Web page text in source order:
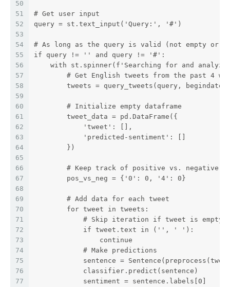
50
51
52
53
54
55
56
57
58
59
60
61
62
63
64
65
66
67
68
69
70
71
72
73
74
75
76
77
# Get user input
query = st.text_input('Query:', '#')
# As long as the query is valid (not empty or
if query != '' and query != '#':
with st.spinner(f'Searching for and
# Get English tweets from the past 4
tweets = query_tweets(query,
        # Initialize empty dataframe
        tweet_data = pd.DataFrame({
            'tweet': [],
            'predicted-sentiment': []
        })
# Keep track of positive vs. negative
        pos_vs_neg = {'0': 0, '4': 0}
        # Add data for each tweet
        for tweet in tweets:
            # Skip iteration if tweet is empty
            if tweet.text in ('', ' '):
                continue
            # Make predictions
sentence =
            classifier.predict(sentence)
            sentiment = sentence.labels[0]